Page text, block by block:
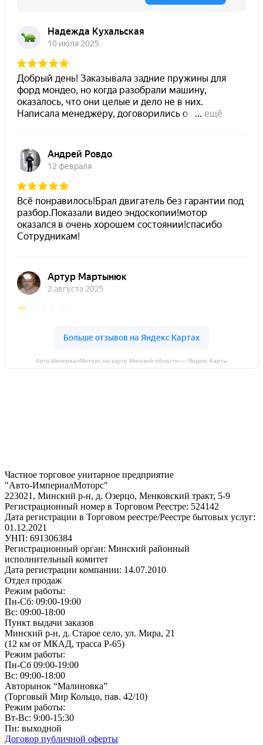
Авто-ИмпериалМоторс на карте Минской области — Яндекс Карты
Частное торговое унитарное предприятие
"Авто-ИмпериалМоторс"
223021, Минский р-н, д. Озерцо, Менковский тракт, 5-9
Регистрационный номер в Торговом Реестре: 524142
Дата регистрации в Торговом реестре/Реестре бытовых услуг:
01.12.2021
УНП: 691306384
Регистрационный орган: Минский районный
исполнительный комитет
Дата регистрации компании: 14.07.2010
Отдел продаж
Режим работы:
Пн-Сб: 09:00-19:00
Вс: 09:00-18:00
Пункт выдачи заказов
Минский р-н, д. Старое село, ул. Мира, 21
(12 км от МКАД, трасса P-65)
Режим работы:
Пн-Сб 09:00-19:00
Вс: 09:00-18:00
Авторынок “Малиновка”
(Торговый Мир Кольцо, пав. 42/10)
Режим работы:
Вт-Вс: 9:00-15:30
Пн: выходной
Договор публичной оферты